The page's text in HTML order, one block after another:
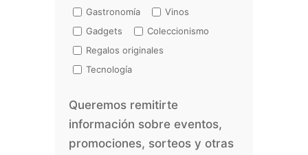
Gastronomía
Vinos
Gadgets
Coleccionismo
Regalos originales
Tecnología
Queremos remitirte
información sobre eventos,
promociones, sorteos y otras